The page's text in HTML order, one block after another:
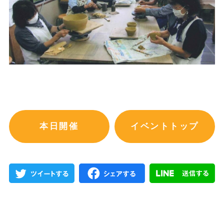
本日開催 イベントトップ